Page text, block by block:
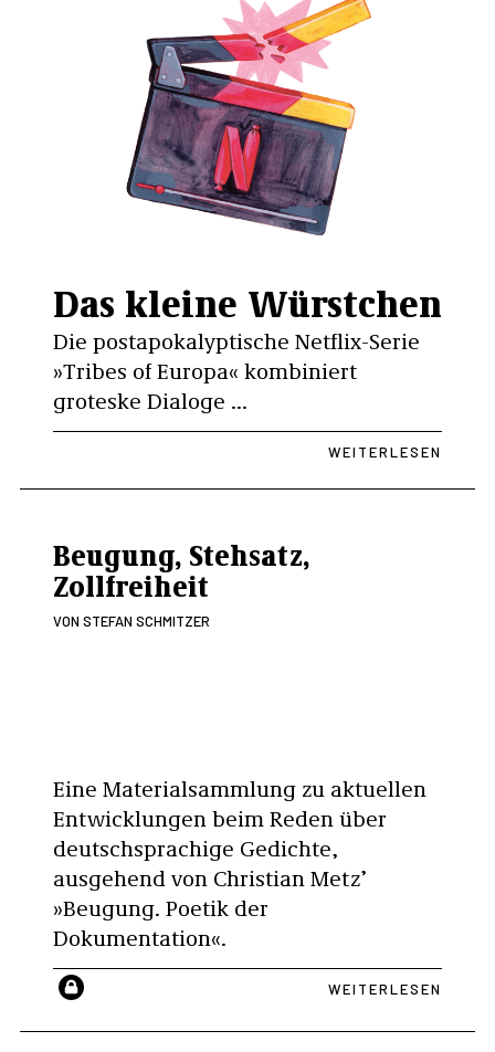
Das kleine Würstchen
Die postapokalyptische Netflix-Serie
»Tribes of Europa« kombiniert
groteske Dialoge ...
WEITERLESEN
Beugung, Stehsatz,
Zollfreiheit
VON STEFAN SCHMITZER
Eine Materialsammlung zu aktuellen
Entwicklungen beim Reden über
deutschsprachige Gedichte,
ausgehend von Christian Metz’
»Beugung. Poetik der
Dokumentation«.
WEITERLESEN